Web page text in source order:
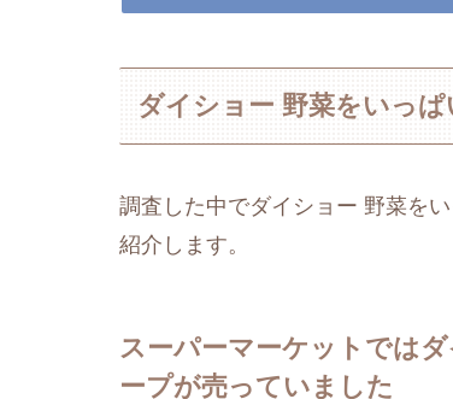
ダイショー 野菜をいっ
調査した中でダイショー 野菜を
紹介します。
スーパーマーケットでは
ープが売っていました